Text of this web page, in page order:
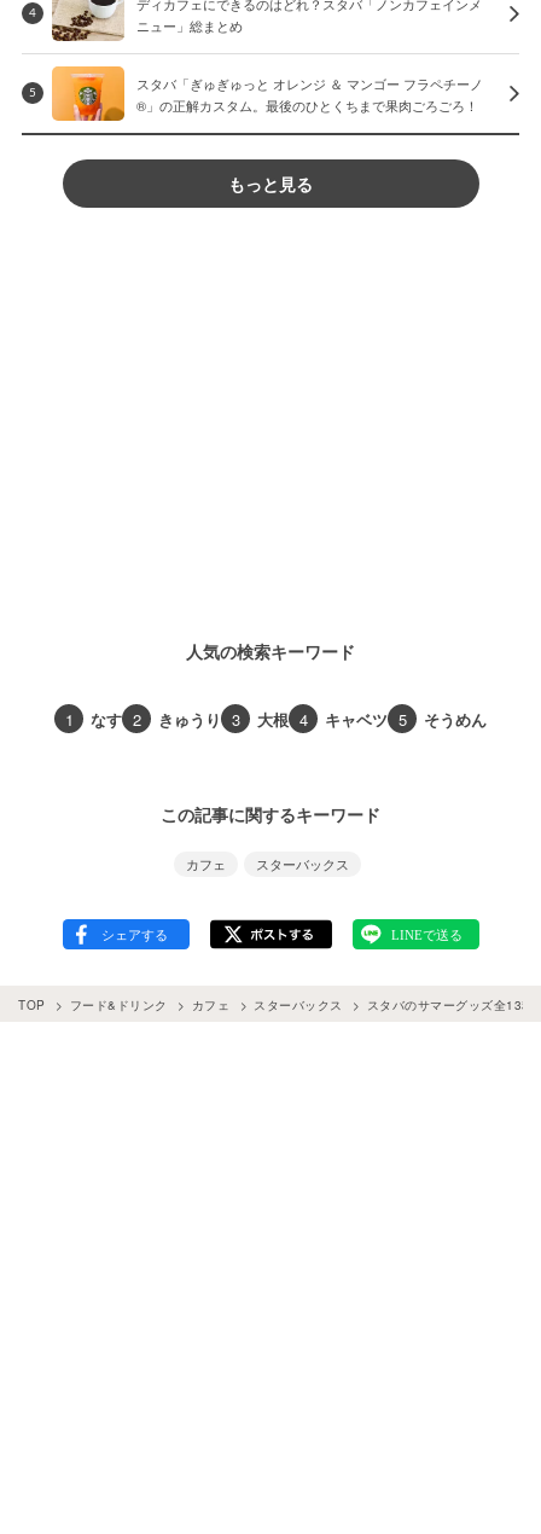
4
ニュー」総まとめ
5
スタバ「ぎゅぎゅっと オレンジ ＆ マンゴー フラペチーノ
®」の正解カスタム。最後のひとくちまで果肉ごろごろ！
もっと見る
人気の検索キーワード
1 なす 2 きゅうり 3 大根 4 キャベツ 5 そうめん
この記事に関するキーワード
カフェ スターバックス
TOP フード&ドリンク カフェ スターバックス スタバのサマーグッズ全13